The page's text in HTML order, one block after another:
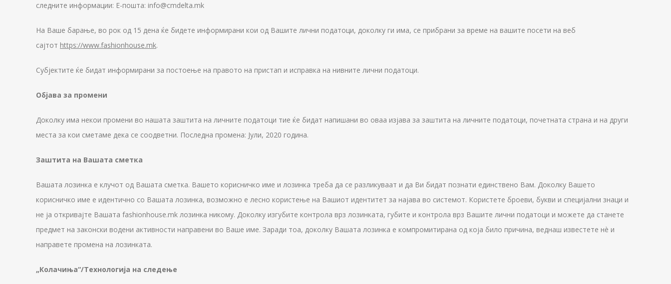
следните информации: Е-пошта: info@cmdelta.mk
На Ваше барање, во рок од 15 дена ќе бидете информирани кои од Вашите лични податоци, доколку ги има, се прибрани за време на вашите посети на веб
сајтот https://www.fashionhouse.mk.
Субјектите ќе бидат информирани за постоење на правото на пристап и исправка на нивните лични податоци.
Објава за промени
Доколку има некои промени во нашата заштита на личните податоци тие ќе бидат напишани во оваа изјава за заштита на личните податоци, почетната страна и на други
места за кои сметаме дека се соодветни. Последна промена: Јули, 2020 година.
Заштита на Вашата сметка
Вашата лозинка е клучот од Вашата сметка. Вашето корисничко име и лозинка треба да се разликуваат и да Ви бидат познати единствено Вам. Доколку Вашето
корисничко име е идентично со Вашата лозинка, возможно е лесно користење на Вашиот идентитет за најава во системот. Користете броеви, букви и специјални знаци и
не ја откривајте Вашата fashionhouse.mk лозинка никому. Доколку изгубите контрола врз лозинката, губите и контрола врз Вашите лични податоци и можете да станете
предмет на законски водени активности направени во Ваше име. Заради тоа, доколку Вашата лозинка е компромитирана од која било причина, веднаш известете нè и
направете промена на лозинката.
„Колачиња“/Технологија на следење